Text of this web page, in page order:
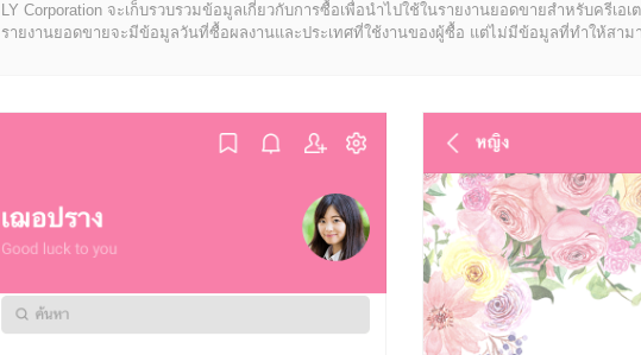
LY Corporation จะเก็บรวบรวมข้อมูลเกี่ยวกับการซื้อเพื่อนำไปใช้ในรายงานยอดขายสำหรับครีเอเ
รายงานยอดขายจะมีข้อมูลวันที่ซื้อผลงานและประเทศที่ใช้งานของผู้ซื้อ แต่ไม่มีข้อมูลที่ทำให้สาม